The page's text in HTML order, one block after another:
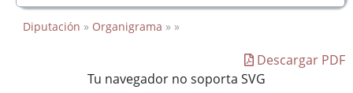
Diputación » Organigrama » »
Descargar PDF
Tu navegador no soporta SVG